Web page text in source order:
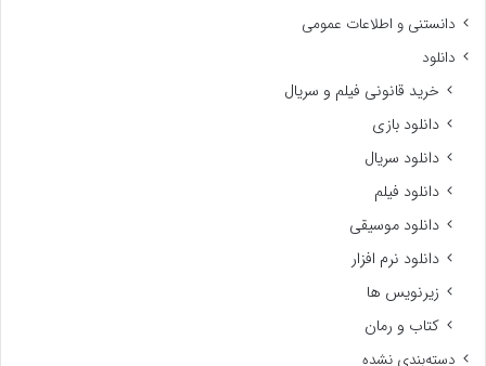
دانستنی و اطلاعات عمومی
دانلود
خرید قانونی فیلم و سریال
دانلود بازی
دانلود سریال
دانلود فیلم
دانلود موسیقی
دانلود نرم افزار
زیرنویس ها
کتاب و رمان
دسته‌بندی نشده